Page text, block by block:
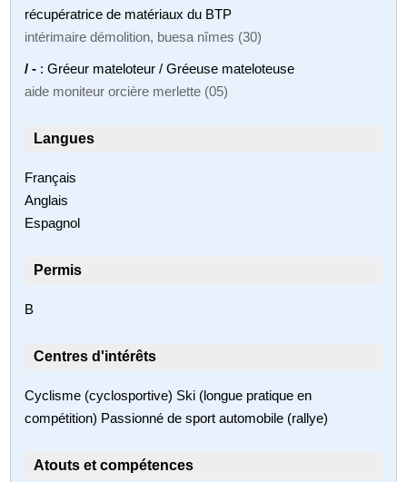
récupératrice de matériaux du BTP
intérimaire démolition, buesa nîmes (30)
/ - : Gréeur mateloteur / Gréeuse mateloteuse
aide moniteur orcière merlette (05)
Langues
Français
Anglais
Espagnol
Permis
B
Centres d'intérêts
Cyclisme (cyclosportive) Ski (longue pratique en
compétition) Passionné de sport automobile (rallye)
Atouts et compétences